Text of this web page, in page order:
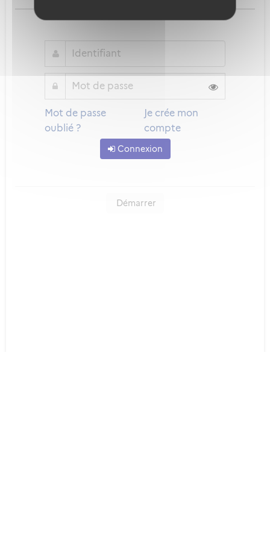
Mot de passe
oublié ?
Je crée mon
compte
Connexion
Démarrer